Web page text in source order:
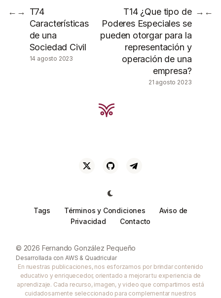
← → T74
Características
de una
Sociedad Civil
14 agosto 2023
T14 ¿Que tipo de
Poderes Especiales se
pueden otorgar para la
representación y
operación de una
empresa?
21 agosto 2023
→ ←
Tags Términos y Condiciones
Aviso de
Privacidad
Contacto
© 2026 Fernando González Pequeño
Desarrollada con AWS & Quadricular
En nuestras publicaciones, nos esforzamos por brindar contenido
educativo y enriquecedor, orientado a mejorar tu experiencia de
aprendizaje. Cada recurso, imagen, y video que compartimos está
cuidadosamente seleccionado para complementar nuestros